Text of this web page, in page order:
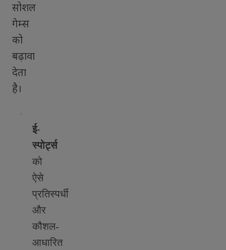
सोशल
गेम्स
को
बढ़ावा
देता
है।
·
ई-
स्पोर्ट्स
को
ऐसे
प्रतिस्पर्धी
और
कौशल-
आधारित